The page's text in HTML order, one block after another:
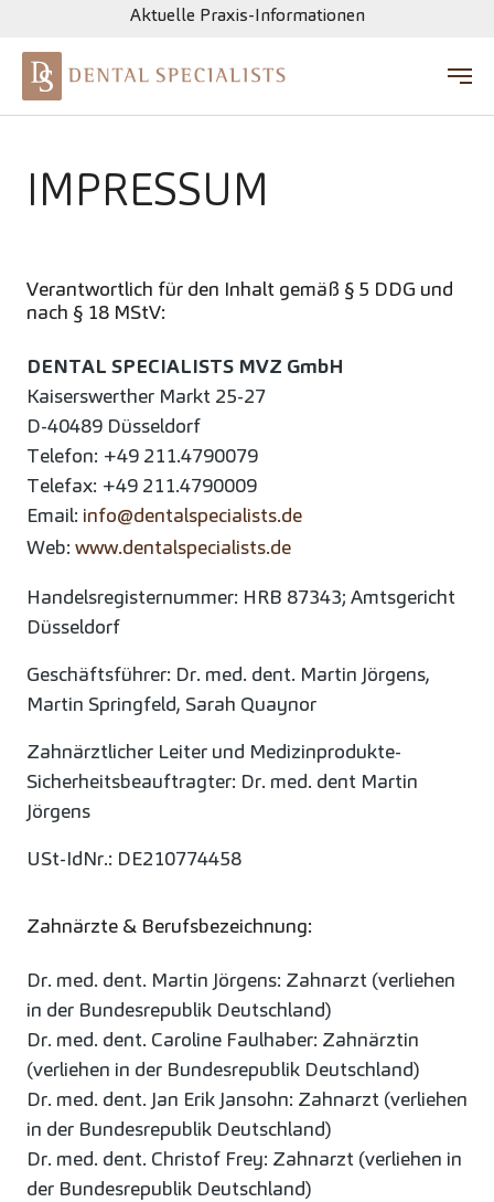
Zum Hauptinhalt springen
Aktuelle Praxis-Informationen
IMPRESSUM
Verantwortlich für den Inhalt gemäß § 5 DDG und
nach § 18 MStV:
DENTAL SPECIALISTS MVZ GmbH
Kaiserswerther Markt 25-27
D-40489 Düsseldorf
Telefon: +49 211.4790079
Telefax: +49 211.4790009
Email: info@dentalspecialists.de
Web: www.dentalspecialists.de
Handelsregisternummer: HRB 87343; Amtsgericht
Düsseldorf
Geschäftsführer: Dr. med. dent. Martin Jörgens,
Martin Springfeld, Sarah Quaynor
Zahnärztlicher Leiter und Medizinprodukte-
Sicherheitsbeauftragter: Dr. med. dent Martin
Jörgens
USt-IdNr.: DE210774458
Zahnärzte & Berufsbezeichnung:
Dr. med. dent. Martin Jörgens: Zahnarzt (verliehen
in der Bundesrepublik Deutschland)
Dr. med. dent. Caroline Faulhaber: Zahnärztin
(verliehen in der Bundesrepublik Deutschland)
Dr. med. dent. Jan Erik Jansohn: Zahnarzt (verliehen
in der Bundesrepublik Deutschland)
Dr. med. dent. Christof Frey: Zahnarzt (verliehen in
der Bundesrepublik Deutschland)